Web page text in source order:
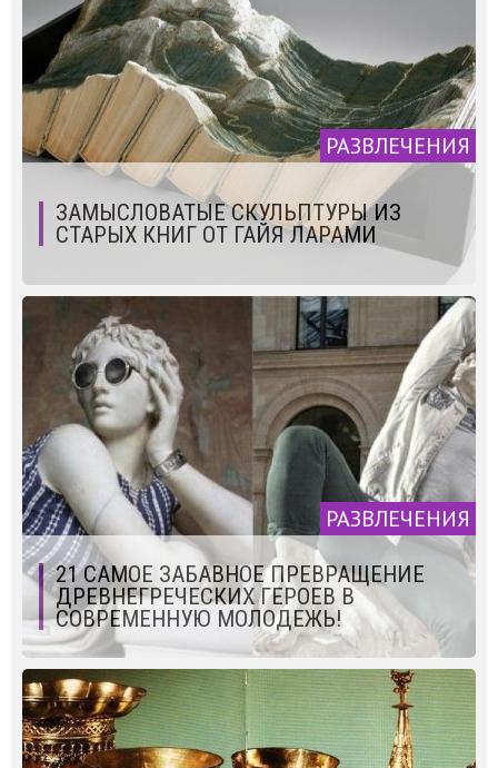
РАЗВЛЕЧЕНИЯ
ЗАМЫСЛОВАТЫЕ СКУЛЬПТУРЫ ИЗ
СТАРЫХ КНИГ ОТ ГАЙЯ ЛАРАМИ
РАЗВЛЕЧЕНИЯ
21 САМОЕ ЗАБАВНОЕ ПРЕВРАЩЕНИЕ
ДРЕВНЕГРЕЧЕСКИХ ГЕРОЕВ В
СОВРЕМЕННУЮ МОЛОДЕЖЬ!